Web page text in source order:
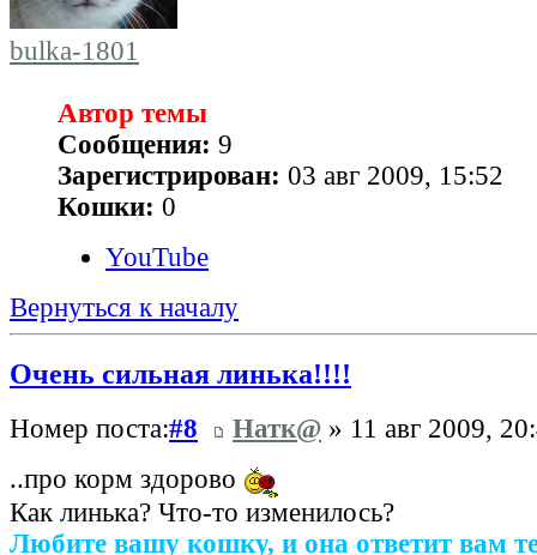
bulka-1801
Автор темы
Сообщения: 9
Зарегистрирован: 03 авг 2009, 15:52
Кошки: 0
YouTube
Вернуться к началу
Очень сильная линька!!!!
Номер поста:#8 Натк@ » 11 авг 2009,
..про корм здорово
Как линька? Что-то изменилось?
Любите вашу кошку, и она ответит вам